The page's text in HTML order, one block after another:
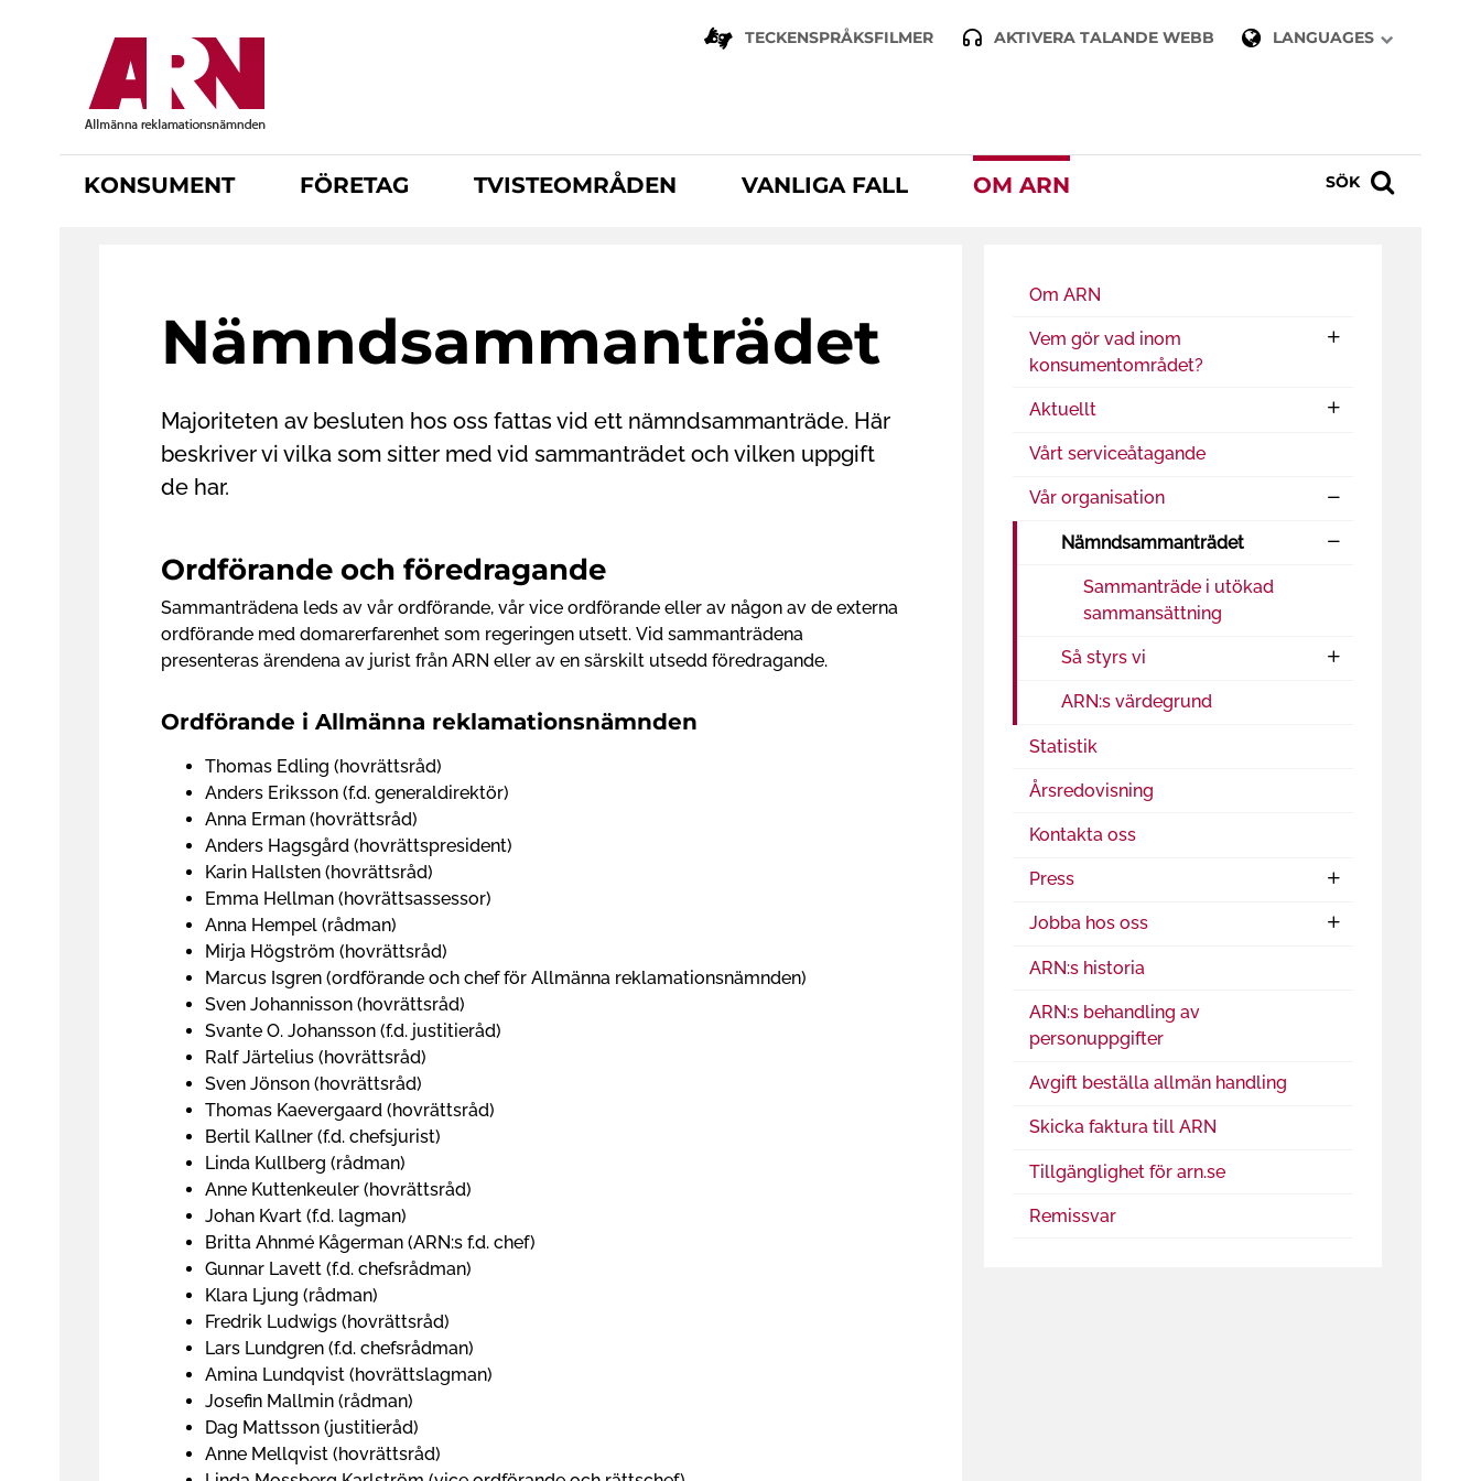
TECKENSPRÅKSFILMER AKTIVERA TALANDE WEBB LANGUAGES
KONSUMENT FÖRETAG TVISTEOMRÅDEN VANLIGA FALL OM ARN SÖK
Om ARN
Vem gör vad inom
konsumentområdet?
Aktuellt
Vårt serviceåtagande
Vår organisation
Nämndsammanträdet
Sammanträde i utökad
sammansättning
Så styrs vi
ARN:s värdegrund
Statistik
Årsredovisning
Kontakta oss
Press
Jobba hos oss
ARN:s historia
ARN:s behandling av
personuppgifter
Avgift beställa allmän handling
Skicka faktura till ARN
Tillgänglighet för arn.se
Remissvar
Nämndsammanträdet
Majoriteten av besluten hos oss fattas vid ett nämndsammanträde. Här
beskriver vi vilka som sitter med vid sammanträdet och vilken uppgift
de har.
Ordförande och föredragande
Sammanträdena leds av vår ordförande, vår vice ordförande eller av någon av de externa
ordförande med domarerfarenhet som regeringen utsett. Vid sammanträdena
presenteras ärendena av jurist från ARN eller av en särskilt utsedd föredragande.
Ordförande i Allmänna reklamationsnämnden
Thomas Edling (hovrättsråd)
Anders Eriksson (f.d. generaldirektör)
Anna Erman (hovrättsråd)
Anders Hagsgård (hovrättspresident)
Karin Hallsten (hovrättsråd)
Emma Hellman (hovrättsassessor)
Anna Hempel (rådman)
Mirja Högström (hovrättsråd)
Marcus Isgren (ordförande och chef för Allmänna reklamationsnämnden)
Sven Johannisson (hovrättsråd)
Svante O. Johansson (f.d. justitieråd)
Ralf Järtelius (hovrättsråd)
Sven Jönson (hovrättsråd)
Thomas Kaevergaard (hovrättsråd)
Bertil Kallner (f.d. chefsjurist)
Linda Kullberg (rådman)
Anne Kuttenkeuler (hovrättsråd)
Johan Kvart (f.d. lagman)
Britta Ahnmé Kågerman (ARN:s f.d. chef)
Gunnar Lavett (f.d. chefsrådman)
Klara Ljung (rådman)
Fredrik Ludwigs (hovrättsråd)
Lars Lundgren (f.d. chefsrådman)
Amina Lundqvist (hovrättslagman)
Josefin Mallmin (rådman)
Dag Mattsson (justitieråd)
Anne Mellqvist (hovrättsråd)